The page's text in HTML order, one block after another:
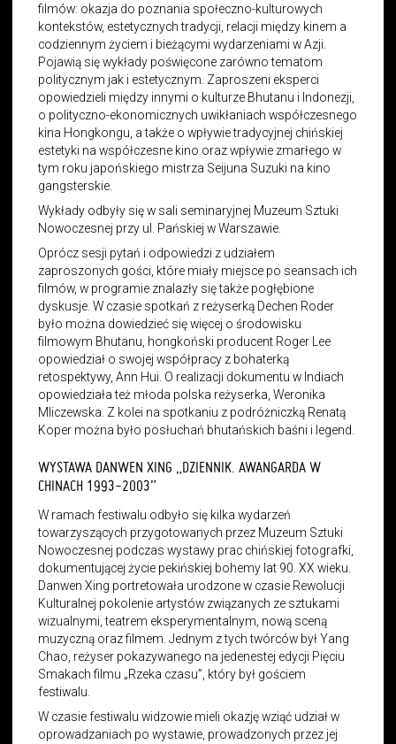
filmów: okazja do poznania społeczno-kulturowych
kontekstów, estetycznych tradycji, relacji między kinem a
codziennym życiem i bieżącymi wydarzeniami w Azji.
Pojawią się wykłady poświęcone zarówno tematom
politycznym jak i estetycznym. Zaproszeni eksperci
opowiedzieli między innymi o kulturze Bhutanu i Indonezji,
o polityczno-ekonomicznych uwikłaniach współczesnego
kina Hongkongu, a także o wpływie tradycyjnej chińskiej
estetyki na współczesne kino oraz wpływie zmarłego w
tym roku japońskiego mistrza Seijuna Suzuki na kino
gangsterskie.
Wykłady odbyły się w sali seminaryjnej Muzeum Sztuki
Nowoczesnej przy ul. Pańskiej w Warszawie.
Oprócz sesji pytań i odpowiedzi z udziałem
zaproszonych gości, które miały miejsce po seansach ich
filmów, w programie znalazły się także pogłębione
dyskusje. W czasie spotkań z reżyserką Dechen Roder
było można dowiedzieć się więcej o środowisku
filmowym Bhutanu, hongkoński producent Roger Lee
opowiedział o swojej współpracy z bohaterką
retospektywy, Ann Hui. O realizacji dokumentu w Indiach
opowiedziała też młoda polska reżyserka, Weronika
Mliczewska. Z kolei na spotkaniu z podróżniczką Renatą
Koper można było posłuchań bhutańskich baśni i legend.
WYSTAWA DANWEN XING „DZIENNIK. AWANGARDA W
CHINACH 1993-2003”
W ramach festiwalu odbyło się kilka wydarzeń
towarzyszących przygotowanych przez Muzeum Sztuki
Nowoczesnej podczas wystawy prac chińskiej fotografki,
dokumentującej życie pekińskiej bohemy lat 90. XX wieku.
Danwen Xing portretowała urodzone w czasie Rewolucji
Kulturalnej pokolenie artystów związanych ze sztukami
wizualnymi, teatrem eksperymentalnym, nową sceną
muzyczną oraz filmem. Jednym z tych twórców był Yang
Chao, reżyser pokazywanego na jedenestej edycji Pięciu
Smakach filmu „Rzeka czasu”, który był gościem
festiwalu.
W czasie festiwalu widzowie mieli okazję wziąć udział w
oprowadzaniach po wystawie, prowadzonych przez jej